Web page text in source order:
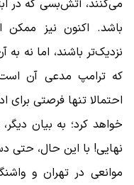
می‌کنند، آتش‌بسی که در
باشد. اکنون نیز
نزدیک‌تر باشند، اما نه
که ترامپ مدعی آن
احتمالا تنها فرصتی برای
خواهد کرد؛ به بیان
نهایی! با این حال، حتی
موانعی در تهران و